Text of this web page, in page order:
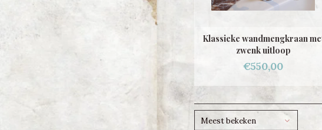
Klassieke wandmengkraan
zwenk uitloop
€550,00
Meest bekeken